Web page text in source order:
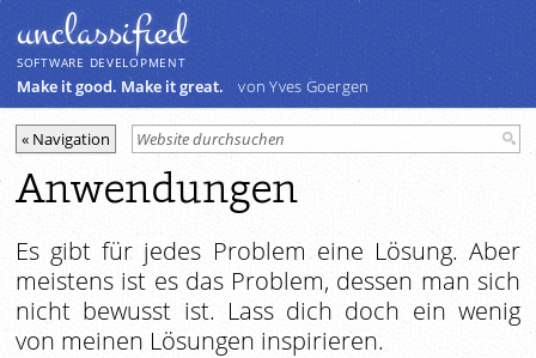
unclassiﬁed
SOFTWARE DEVELOPMENT
Make it good. Make it great. von Yves Goergen
Anwendungen
Es gibt für jedes Problem eine Lösung. Aber
meistens ist es das Problem, dessen man sich
nicht bewusst ist. Lass dich doch ein wenig
von meinen Lösungen inspirieren.